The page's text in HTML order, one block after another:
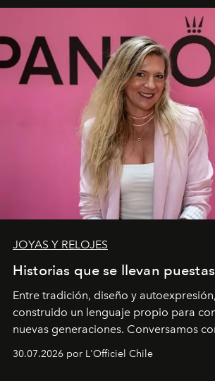
JOYAS Y RELOJES
Historias que se llevan puestas
Entre tradición, diseño y
construido un lenguaje propio para
nuevas generaciones. Conversamos
Dubray, la responsable de marketing
Latinoamérica, sobre identidad, cultura
30.07.2026 por L'Officiel Chile